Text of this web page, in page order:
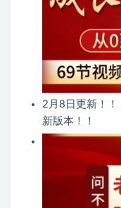
2月8日更新！！
新版本！！